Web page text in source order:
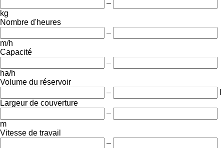
–
kg
Nombre d'heures
–
m/h
Capacité
–
ha/h
Volume du réservoir
–
Largeur de couverture
–
m
Vitesse de travail
–